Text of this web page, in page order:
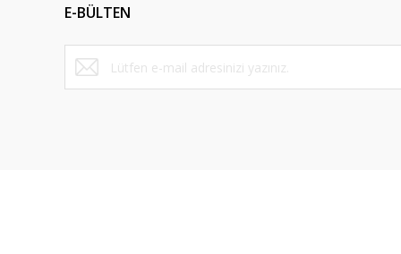
Ürün bilgilerinde hatalar bulunuyor.
Ürün fiyatı diğer sitelerden daha pahalı.
Bu ürüne benzer farklı alternatifler olmalı.
E-BÜLTEN